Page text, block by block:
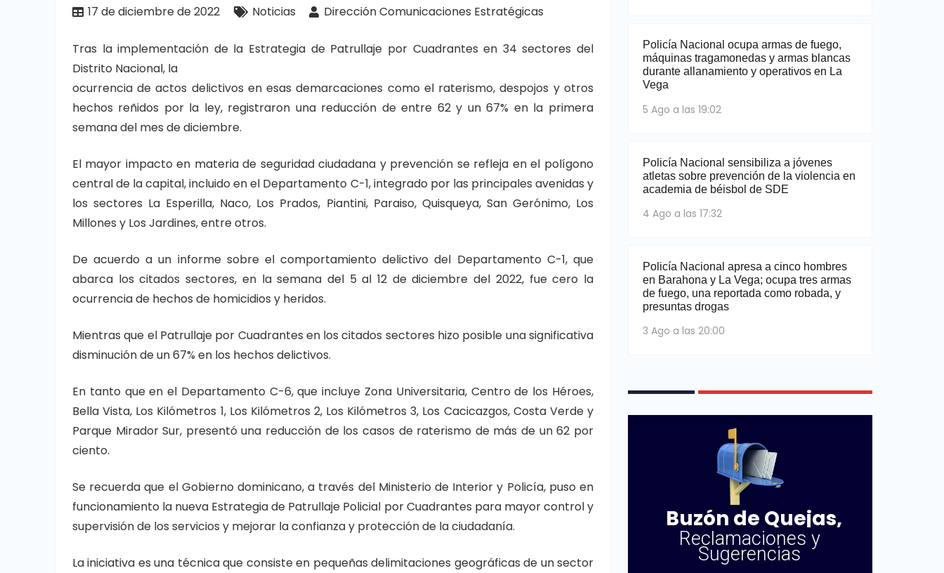
17 de diciembre de 2022 Noticias Dirección Comunicaciones Estratégicas
Tras la implementación de la Estrategia de Patrullaje por Cuadrantes en 34 sectores del
Distrito Nacional, la
ocurrencia de actos delictivos en esas demarcaciones como el raterismo, despojos y otros
hechos reñidos por la ley, registraron una reducción de entre 62 y un 67% en la primera
semana del mes de diciembre.
El mayor impacto en materia de seguridad ciudadana y prevención se refleja en el polígono
central de la capital, incluido en el Departamento C-1, integrado por las principales avenidas y
los sectores La Esperilla, Naco, Los Prados, Piantini, Paraiso, Quisqueya, San Gerónimo, Los
Millones y Los Jardines, entre otros.
De acuerdo a un informe sobre el comportamiento delictivo del Departamento C-1, que
abarca los citados sectores, en la semana del 5 al 12 de diciembre del 2022, fue cero la
ocurrencia de hechos de homicidios y heridos.
Mientras que el Patrullaje por Cuadrantes en los citados sectores hizo posible una significativa
disminución de un 67% en los hechos delictivos.
En tanto que en el Departamento C-6, que incluye Zona Universitaria, Centro de los Héroes,
Bella Vista, Los Kilómetros 1, Los Kilómetros 2, Los Kilómetros 3, Los Cacicazgos, Costa Verde y
Parque Mirador Sur, presentó una reducción de los casos de raterismo de más de un 62 por
ciento.
Se recuerda que el Gobierno dominicano, a través del Ministerio de Interior y Policía, puso en
funcionamiento la nueva Estrategia de Patrullaje Policial por Cuadrantes para mayor control y
supervisión de los servicios y mejorar la confianza y protección de la ciudadanía.
La iniciativa es una técnica que consiste en pequeñas delimitaciones geográficas de un sector
Policía Nacional ocupa armas de fuego,
máquinas tragamonedas y armas blancas
durante allanamiento y operativos en La
Vega
5 Ago a las 19:02
Policía Nacional sensibiliza a jóvenes
atletas sobre prevención de la violencia en
academia de béisbol de SDE
4 Ago a las 17:32
Policía Nacional apresa a cinco hombres
en Barahona y La Vega; ocupa tres armas
de fuego, una reportada como robada, y
presuntas drogas
3 Ago a las 20:00
Buzón de Quejas,
Reclamaciones y
Sugerencias